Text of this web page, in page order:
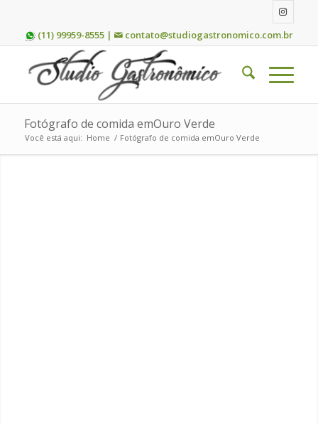
(11) 99959-8555 | contato@studiogastronomico.com.br
Fotógrafo de comida emOuro Verde
Você está aqui: Home / Fotógrafo de comida emOuro Verde